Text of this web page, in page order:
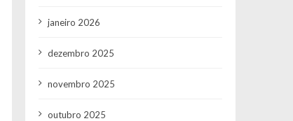
janeiro 2026
dezembro 2025
novembro 2025
outubro 2025